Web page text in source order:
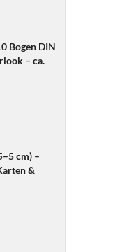
Bogen DIN
– ca.
cm) –
&